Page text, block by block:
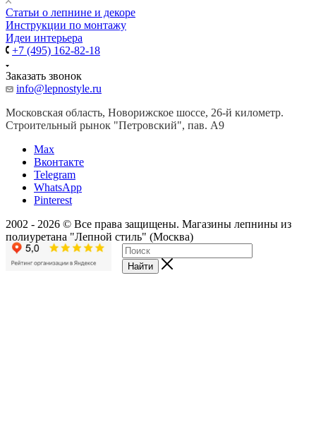
Cтатьи о лепнине и декоре
Инструкции по монтажу
Идеи интерьера
+7 (495) 162-82-18
Заказать звонок
info@lepnostyle.ru
Московская область, Новорижское шоссе, 26-й километр.
Строительный рынок "Петровский", пав. А9
Мах
Вконтакте
Telegram
WhatsApp
Pinterest
2002 - 2026 © Все права защищены. Магазины лепнины из
полиуретана "Лепной стиль" (Москва)
Найти